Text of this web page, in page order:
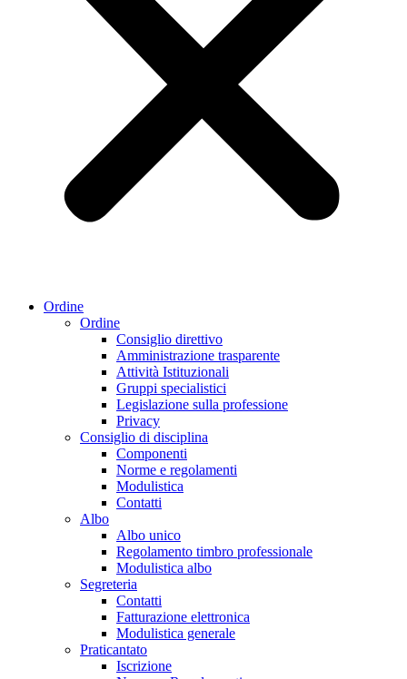
Ordine
Ordine
Consiglio direttivo
Amministrazione trasparente
Attività Istituzionali
Gruppi specialistici
Legislazione sulla professione
Privacy
Consiglio di disciplina
Componenti
Norme e regolamenti
Modulistica
Contatti
Albo
Albo unico
Regolamento timbro professionale
Modulistica albo
Segreteria
Contatti
Fatturazione elettronica
Modulistica generale
Praticantato
Iscrizione